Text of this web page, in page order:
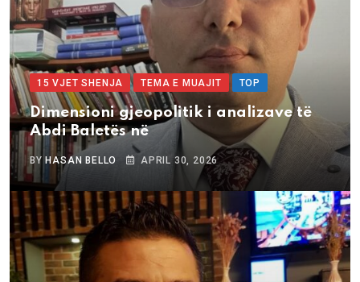
15 VJET SHENJA TEMA E MUAJIT TOP
Dimensioni gjeopolitik i analizave të
Abdi Baletës në
BY HASAN BELLO APRIL 30, 2026